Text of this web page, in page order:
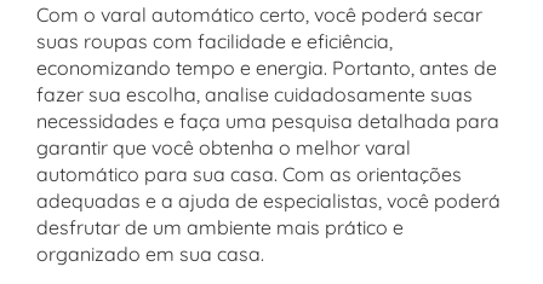
Com o varal automático certo, você poderá secar
suas roupas com facilidade e eficiência,
economizando tempo e energia. Portanto, antes de
fazer sua escolha, analise cuidadosamente suas
necessidades e faça uma pesquisa detalhada para
garantir que você obtenha o melhor varal
automático para sua casa. Com as orientações
adequadas e a ajuda de especialistas, você poderá
desfrutar de um ambiente mais prático e
organizado em sua casa.